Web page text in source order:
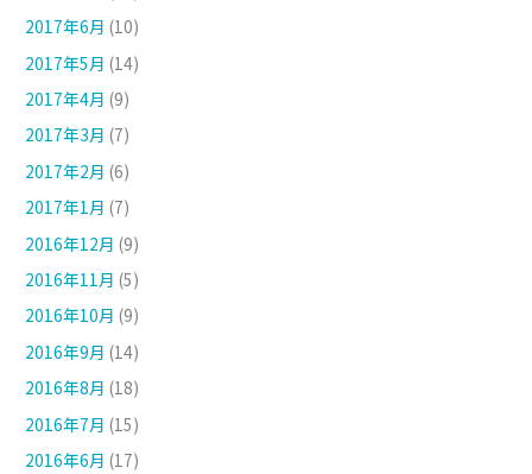
2017年6月 (10)
2017年5月 (14)
2017年4月 (9)
2017年3月 (7)
2017年2月 (6)
2017年1月 (7)
2016年12月 (9)
2016年11月 (5)
2016年10月 (9)
2016年9月 (14)
2016年8月 (18)
2016年7月 (15)
2016年6月 (17)